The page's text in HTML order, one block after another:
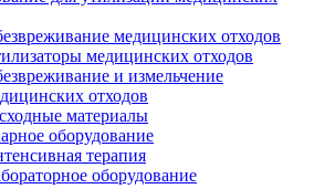
медицинских отходов
медицинских отходов
и измельчение
отходов
материалы
оборудование
терапия
оборудование